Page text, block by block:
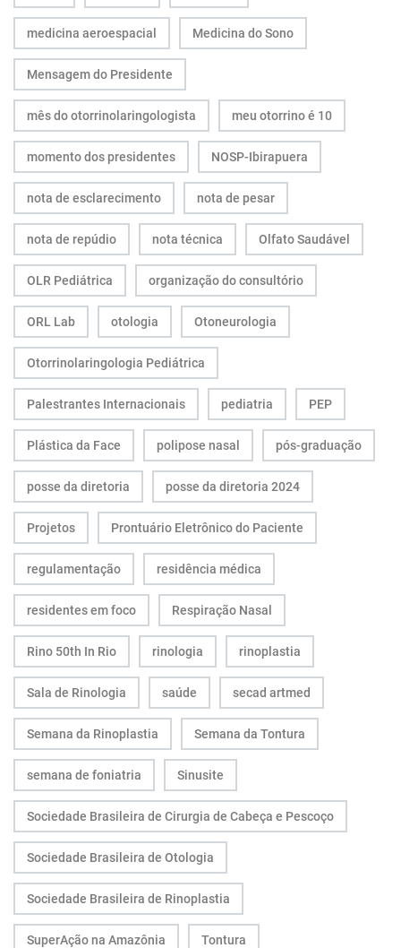
medicina aeroespacial Medicina do Sono
Mensagem do Presidente
mês do otorrinolaringologista meu otorrino é 10
momento dos presidentes NOSP-Ibirapuera
nota de esclarecimento nota de pesar
nota de repúdio nota técnica Olfato Saudável
OLR Pediátrica organização do consultório
ORL Lab otologia Otoneurologia
Otorrinolaringologia Pediátrica
Palestrantes Internacionais pediatria PEP
Plástica da Face polipose nasal pós-graduação
posse da diretoria posse da diretoria 2024
Projetos Prontuário Eletrônico do Paciente
regulamentação residência médica
residentes em foco Respiração Nasal
Rino 50th In Rio rinologia rinoplastia
Sala de Rinologia saúde secad artmed
Semana da Rinoplastia Semana da Tontura
semana de foniatria Sinusite
Sociedade Brasileira de Cirurgia de Cabeça e Pescoço
Sociedade Brasileira de Otologia
Sociedade Brasileira de Rinoplastia
SuperAção na Amazônia Tontura